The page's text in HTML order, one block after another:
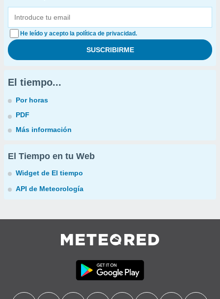
He leído y acepto la política de privacidad.
El tiempo...
Por horas
PDF
Más información
El Tiempo en tu Web
Widget de El tiempo
API de Meteorología